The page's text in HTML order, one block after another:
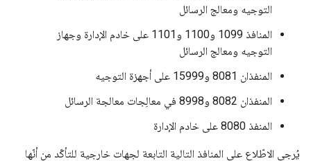
التوجيه ومعالج الرسائل
المنافذ 1099 و1100 و1101 على خادم الإدارة وجهاز
التوجيه ومعالج الرسائل
المنفذان 8081 و15999 على أجهزة التوجيه
المنفذان 8082 و8998 في معالِجات معالجة الرسائل
المنفذ 8080 على خادم الإدارة
يُرجى الاطّلاع على المنافذ التالية التابعة لجهات خارجية للتأكّد من أنّها